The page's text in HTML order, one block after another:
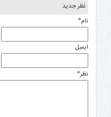
نظر جدید
نام*
ایمیل
نظر*